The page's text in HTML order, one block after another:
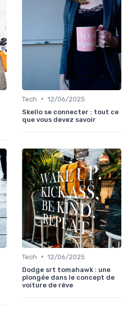
Tech • 12/06/2025
Skello se connecter : tout ce
que vous devez savoir
Tech • 12/06/2025
Dodge srt tomahawk : une
plongée dans le concept de
voiture de rêve